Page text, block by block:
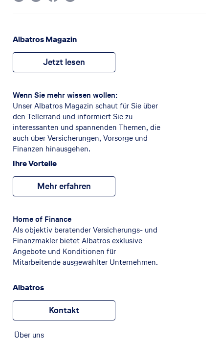
Albatros Magazin
Jetzt lesen
Wenn Sie mehr wissen wollen:
Unser Albatros Magazin schaut für Sie über
den Tellerrand und informiert Sie zu
interessanten und spannenden Themen, die
auch über Versicherungen, Vorsorge und
Finanzen hinausgehen.
Ihre Vorteile
Mehr erfahren
Home of Finance
Als objektiv beratender Versicherungs- und
Finanzmakler bietet Albatros exklusive
Angebote und Konditionen für
Mitarbeitende ausgewählter Unternehmen.
Albatros
Kontakt
Über uns